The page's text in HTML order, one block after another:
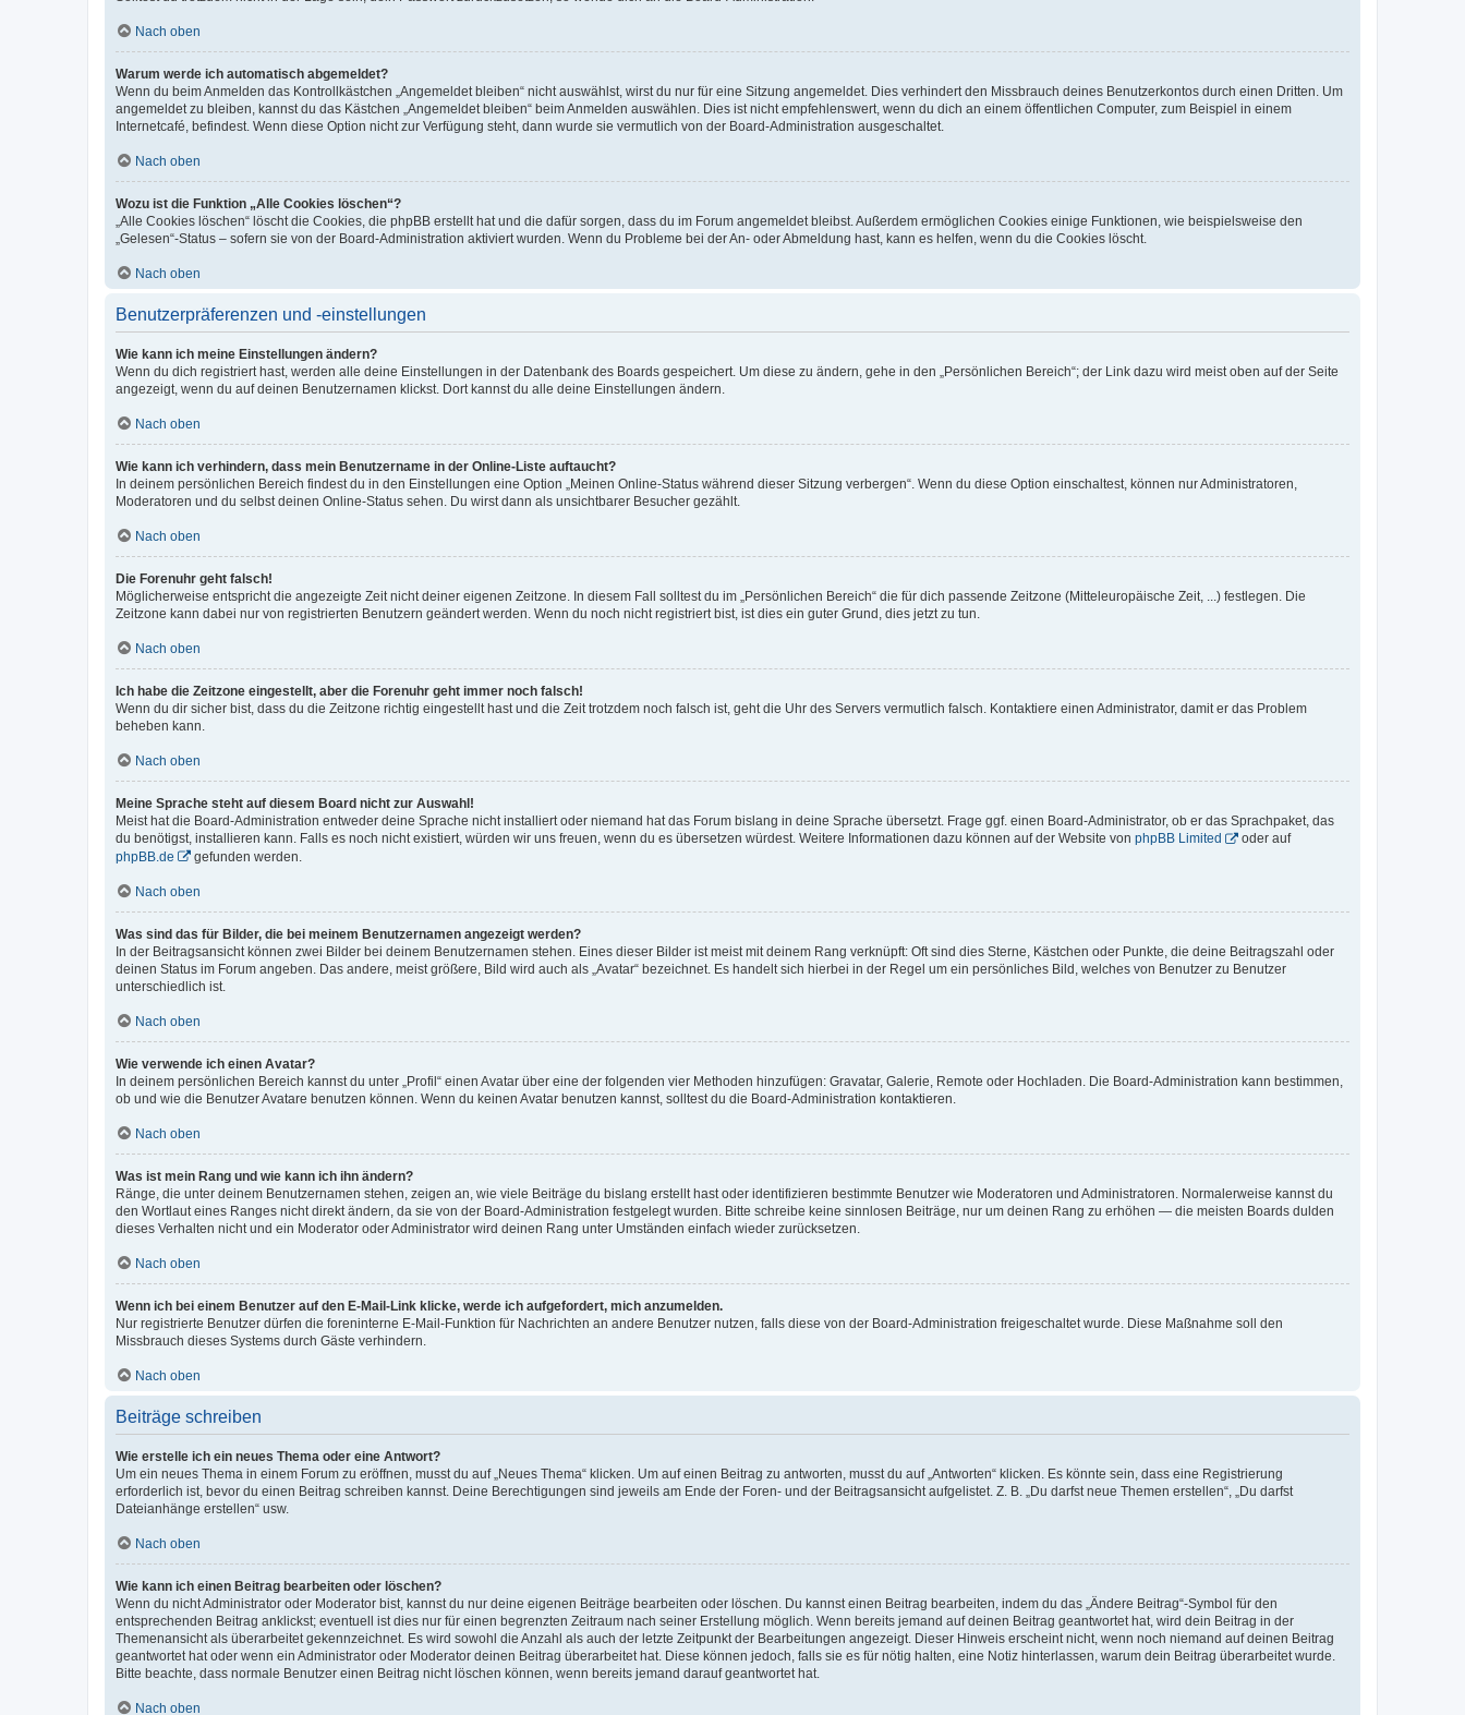
Nach oben
Warum werde ich automatisch abgemeldet?
Wenn du beim Anmelden das Kontrollkästchen „Angemeldet bleiben“ nicht auswählst, wirst du nur für eine Sitzung angemeldet. Dies verhindert den Missbrauch deines Benutzerkontos durch einen Dritten. Um
angemeldet zu bleiben, kannst du das Kästchen „Angemeldet bleiben“ beim Anmelden auswählen. Dies ist nicht empfehlenswert, wenn du dich an einem öffentlichen Computer, zum Beispiel in einem
Internetcafé, befindest. Wenn diese Option nicht zur Verfügung steht, dann wurde sie vermutlich von der Board-Administration ausgeschaltet.
Nach oben
Wozu ist die Funktion „Alle Cookies löschen“?
„Alle Cookies löschen“ löscht die Cookies, die phpBB erstellt hat und die dafür sorgen, dass du im Forum angemeldet bleibst. Außerdem ermöglichen Cookies einige Funktionen, wie beispielsweise den
„Gelesen“-Status – sofern sie von der Board-Administration aktiviert wurden. Wenn du Probleme bei der An- oder Abmeldung hast, kann es helfen, wenn du die Cookies löscht.
Nach oben
Benutzerpräferenzen und -einstellungen
Wie kann ich meine Einstellungen ändern?
Wenn du dich registriert hast, werden alle deine Einstellungen in der Datenbank des Boards gespeichert. Um diese zu ändern, gehe in den „Persönlichen Bereich“; der Link dazu wird meist oben auf der Seite
angezeigt, wenn du auf deinen Benutzernamen klickst. Dort kannst du alle deine Einstellungen ändern.
Nach oben
Wie kann ich verhindern, dass mein Benutzername in der Online-Liste auftaucht?
In deinem persönlichen Bereich findest du in den Einstellungen eine Option „Meinen Online-Status während dieser Sitzung verbergen“. Wenn du diese Option einschaltest, können nur Administratoren,
Moderatoren und du selbst deinen Online-Status sehen. Du wirst dann als unsichtbarer Besucher gezählt.
Nach oben
Die Forenuhr geht falsch!
Möglicherweise entspricht die angezeigte Zeit nicht deiner eigenen Zeitzone. In diesem Fall solltest du im „Persönlichen Bereich“ die für dich passende Zeitzone (Mitteleuropäische Zeit, ...) festlegen. Die
Zeitzone kann dabei nur von registrierten Benutzern geändert werden. Wenn du noch nicht registriert bist, ist dies ein guter Grund, dies jetzt zu tun.
Nach oben
Ich habe die Zeitzone eingestellt, aber die Forenuhr geht immer noch falsch!
Wenn du dir sicher bist, dass du die Zeitzone richtig eingestellt hast und die Zeit trotzdem noch falsch ist, geht die Uhr des Servers vermutlich falsch. Kontaktiere einen Administrator, damit er das Problem
beheben kann.
Nach oben
Meine Sprache steht auf diesem Board nicht zur Auswahl!
Meist hat die Board-Administration entweder deine Sprache nicht installiert oder niemand hat das Forum bislang in deine Sprache übersetzt. Frage ggf. einen Board-Administrator, ob er das Sprachpaket, das
du benötigst, installieren kann. Falls es noch nicht existiert, würden wir uns freuen, wenn du es übersetzen würdest. Weitere Informationen dazu können auf der Website von phpBB Limited
oder auf
phpBB.de
gefunden werden.
Nach oben
Was sind das für Bilder, die bei meinem Benutzernamen angezeigt werden?
In der Beitragsansicht können zwei Bilder bei deinem Benutzernamen stehen. Eines dieser Bilder ist meist mit deinem Rang verknüpft: Oft sind dies Sterne, Kästchen oder Punkte, die deine Beitragszahl oder
deinen Status im Forum angeben. Das andere, meist größere, Bild wird auch als „Avatar“ bezeichnet. Es handelt sich hierbei in der Regel um ein persönliches Bild, welches von Benutzer zu Benutzer
unterschiedlich ist.
Nach oben
Wie verwende ich einen Avatar?
In deinem persönlichen Bereich kannst du unter „Profil“ einen Avatar über eine der folgenden vier Methoden hinzufügen: Gravatar, Galerie, Remote oder Hochladen. Die Board-Administration kann bestimmen,
ob und wie die Benutzer Avatare benutzen können. Wenn du keinen Avatar benutzen kannst, solltest du die Board-Administration kontaktieren.
Nach oben
Was ist mein Rang und wie kann ich ihn ändern?
Ränge, die unter deinem Benutzernamen stehen, zeigen an, wie viele Beiträge du bislang erstellt hast oder identifizieren bestimmte Benutzer wie Moderatoren und Administratoren. Normalerweise kannst du
den Wortlaut eines Ranges nicht direkt ändern, da sie von der Board-Administration festgelegt wurden. Bitte schreibe keine sinnlosen Beiträge, nur um deinen Rang zu erhöhen — die meisten Boards dulden
dieses Verhalten nicht und ein Moderator oder Administrator wird deinen Rang unter Umständen einfach wieder zurücksetzen.
Nach oben
Wenn ich bei einem Benutzer auf den E-Mail-Link klicke, werde ich aufgefordert, mich anzumelden.
Nur registrierte Benutzer dürfen die foreninterne E-Mail-Funktion für Nachrichten an andere Benutzer nutzen, falls diese von der Board-Administration freigeschaltet wurde. Diese Maßnahme soll den
Missbrauch dieses Systems durch Gäste verhindern.
Nach oben
Beiträge schreiben
Wie erstelle ich ein neues Thema oder eine Antwort?
Um ein neues Thema in einem Forum zu eröffnen, musst du auf „Neues Thema“ klicken. Um auf einen Beitrag zu antworten, musst du auf „Antworten“ klicken. Es könnte sein, dass eine Registrierung
erforderlich ist, bevor du einen Beitrag schreiben kannst. Deine Berechtigungen sind jeweils am Ende der Foren- und der Beitragsansicht aufgelistet. Z. B. „Du darfst neue Themen erstellen“, „Du darfst
Dateianhänge erstellen“ usw.
Nach oben
Wie kann ich einen Beitrag bearbeiten oder löschen?
Wenn du nicht Administrator oder Moderator bist, kannst du nur deine eigenen Beiträge bearbeiten oder löschen. Du kannst einen Beitrag bearbeiten, indem du das „Ändere Beitrag“-Symbol für den
entsprechenden Beitrag anklickst; eventuell ist dies nur für einen begrenzten Zeitraum nach seiner Erstellung möglich. Wenn bereits jemand auf deinen Beitrag geantwortet hat, wird dein Beitrag in der
Themenansicht als überarbeitet gekennzeichnet. Es wird sowohl die Anzahl als auch der letzte Zeitpunkt der Bearbeitungen angezeigt. Dieser Hinweis erscheint nicht, wenn noch niemand auf deinen Beitrag
geantwortet hat oder wenn ein Administrator oder Moderator deinen Beitrag überarbeitet hat. Diese können jedoch, falls sie es für nötig halten, eine Notiz hinterlassen, warum dein Beitrag überarbeitet wurde.
Bitte beachte, dass normale Benutzer einen Beitrag nicht löschen können, wenn bereits jemand darauf geantwortet hat.
Nach oben